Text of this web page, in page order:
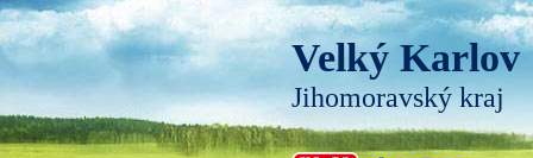
Velký Karlov
Jihomoravský kraj